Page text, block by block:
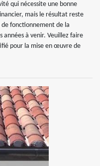
qui nécessite une bonne
mais le résultat reste
fonctionnement de la
années à venir. Veuillez faire
pour la mise en œuvre de